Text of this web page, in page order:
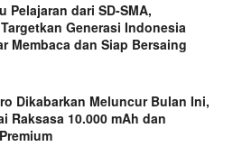
Pelajaran dari SD-SMA,
Generasi Indonesia
Membaca dan Siap Bersaing
Dikabarkan Meluncur Bulan Ini,
Raksasa 10.000 mAh dan